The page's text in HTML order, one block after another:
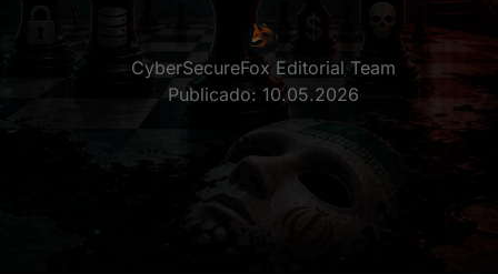
CyberSecureFox Editorial Team
Publicado: 10.05.2026